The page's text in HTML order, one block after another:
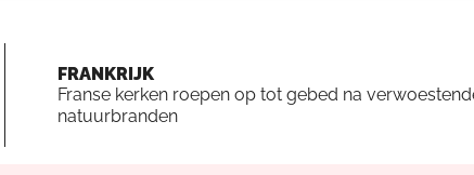
FRANKRIJK
Franse kerken roepen op tot gebed na
natuurbranden